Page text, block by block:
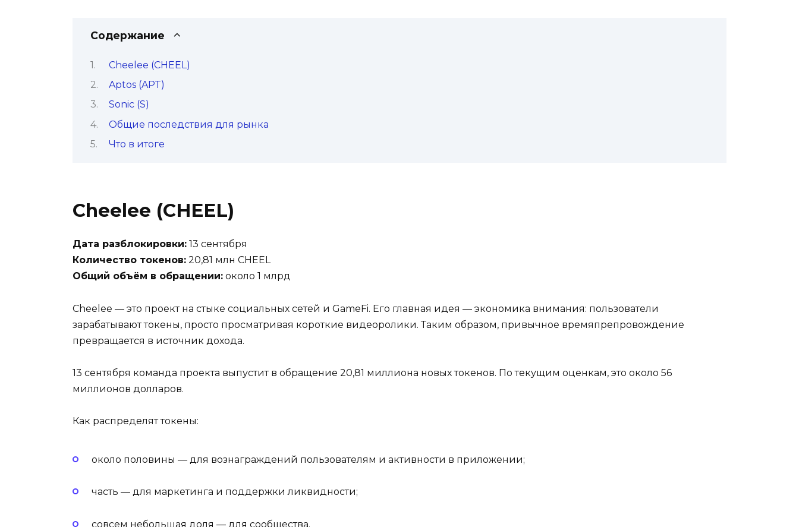
Содержание
Cheelee (CHEEL)
Aptos (APT)
Sonic (S)
Общие последствия для рынка
Что в итоге
Cheelee (CHEEL)
Дата разблокировки: 13 сентября
Количество токенов: 20,81 млн CHEEL
Общий объём в обращении: около 1 млрд
Cheelee — это проект на стыке социальных сетей и GameFi. Его главная идея — экономика внимания: пользователи
зарабатывают токены, просто просматривая короткие видеоролики. Таким образом, привычное времяпрепровождение
превращается в источник дохода.
13 сентября команда проекта выпустит в обращение 20,81 миллиона новых токенов. По текущим оценкам, это около 56
миллионов долларов.
Как распределят токены:
около половины — для вознаграждений пользователям и активности в приложении;
часть — для маркетинга и поддержки ликвидности;
совсем небольшая доля — для сообщества.